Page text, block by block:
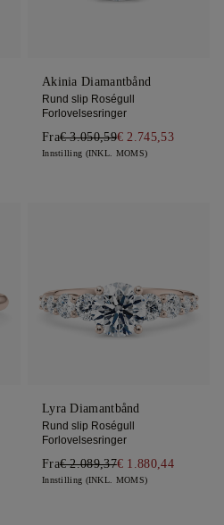
Akinia Diamantbånd
Rund slip Roségull
Forlovelsesringer
Fra€ 3.050,59€ 2.745,53
Innstilling (INKL. MOMS)
Lyra Diamantbånd
Rund slip Roségull
Forlovelsesringer
Fra€ 2.089,37€ 1.880,44
Innstilling (INKL. MOMS)